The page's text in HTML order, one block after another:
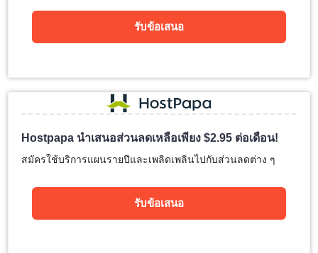
รับข้อเสนอ
Hostpapa นำเสนอส่วนลดเหลือเพียง$2.95 ต่อเดือน!
สมัครใช้บริการแผนรายปีและเพลิดเพลินไปกับส่วนลดต่าง ๆ
รับข้อเสนอ